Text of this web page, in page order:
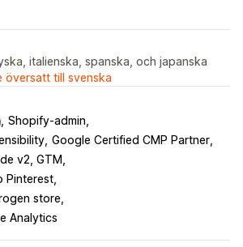
italienska, spanska, och japanska
översatt till svenska
Shopify-admin
Google Certified CMP Partner
v2, GTM
Pinterest
store
Analytics